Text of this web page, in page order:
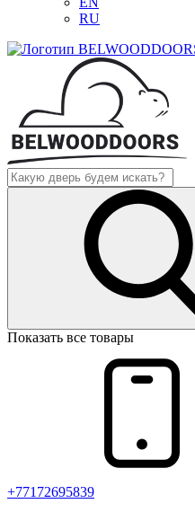
RU
Показать все товары
+77172695839